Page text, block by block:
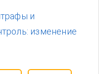
и
изменение